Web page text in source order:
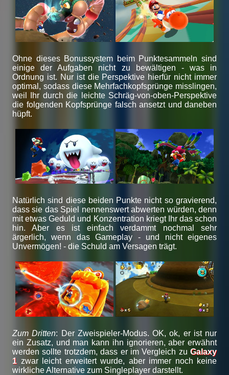
Ohne dieses Bonussystem beim Punktesammeln sind
einige der Aufgaben nicht zu bewältigen - was in
Ordnung ist. Nur ist die Perspektive hierfür nicht immer
optimal, sodass diese Mehrfachkopfsprünge misslingen,
weil Ihr durch die leichte Schräg-von-oben-Perspektive
die folgenden Kopfsprünge falsch ansetzt und daneben
hüpft.
Natürlich sind diese beiden Punkte nicht so gravierend,
dass sie das Spiel nennenswert abwerten würden, denn
mit etwas Geduld und Konzentration kriegt Ihr das schon
hin. Aber es ist einfach verdammt nochmal sehr
ärgerlich, wenn das Gameplay - und nicht eigenes
Unvermögen! - die Schuld am Versagen trägt.
Zum Dritten: Der Zweispieler-Modus. OK, ok, er ist nur
ein Zusatz, und man kann ihn ignorieren, aber erwähnt
werden sollte trotzdem, dass er im Vergleich zu Galaxy
1 zwar leicht erweitert wurde, aber immer noch keine
wirkliche Alternative zum Singleplayer darstellt.